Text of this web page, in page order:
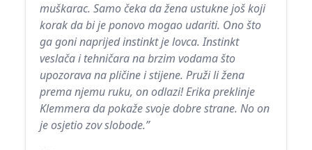
muškarac. Samo čeka da žena ustukne još koji
korak da bi je ponovo mogao udariti. Ono što
ga goni naprijed instinkt je lovca. Instinkt
veslača i tehničara na brzim vodama što
upozorava na pličine i stijene. Pruži li žena
prema njemu ruku, on odlazi! Erika preklinje
Klemmera da pokaže svoje dobre strane. No on
je osjetio zov slobode.”